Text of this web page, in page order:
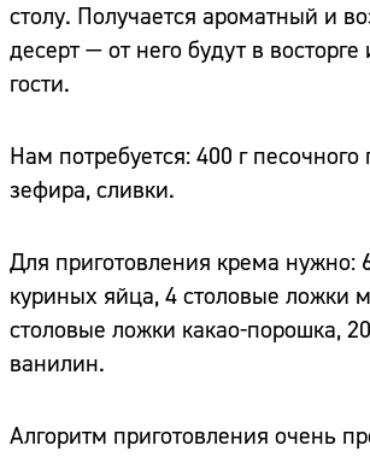
столу. Получается ароматный и
десерт — от него будут в
гости.
Нам потребуется: 400 г песочного
зефира, сливки.
Для приготовления крема нужно:
куриных яйца, 4 столовые ложки
столовые ложки какао-порошка,
ванилин.
Алгоритм приготовления очень